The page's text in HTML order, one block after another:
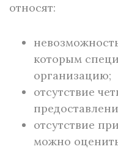
относят:
которым
организацию;
отсутствие
отсутствие
можно